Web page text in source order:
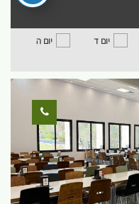
יום ד
יום ה